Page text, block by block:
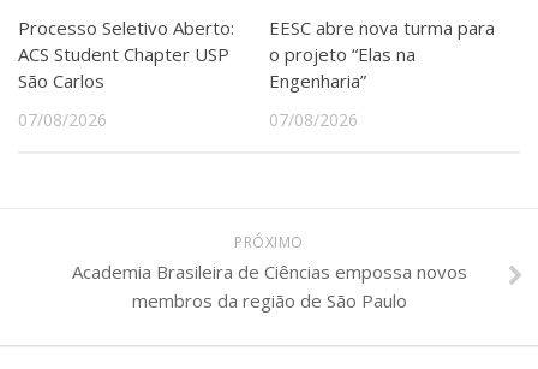
Processo Seletivo Aberto:
ACS Student Chapter USP
São Carlos
07/08/2026
EESC abre nova turma para
o projeto “Elas na
Engenharia”
07/08/2026
PRÓXIMO
Academia Brasileira de Ciências empossa novos
membros da região de São Paulo